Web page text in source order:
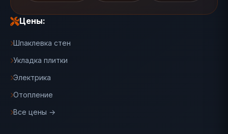
Цены:
Шпаклевка стен
Укладка плитки
Электрика
Отопление
Все цены →